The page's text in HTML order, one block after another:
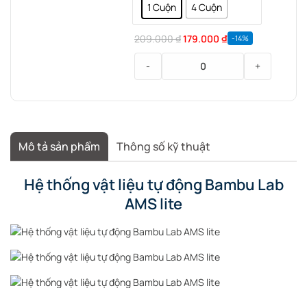
Creality
PETG
1 Cuộn 4 Cuộn
- +
209.000₫179.000 ₫ -14%
Mô tả sản phẩm Thông số kỹ thuật
Hệ thống vật liệu tự động Bambu Lab
AMS lite